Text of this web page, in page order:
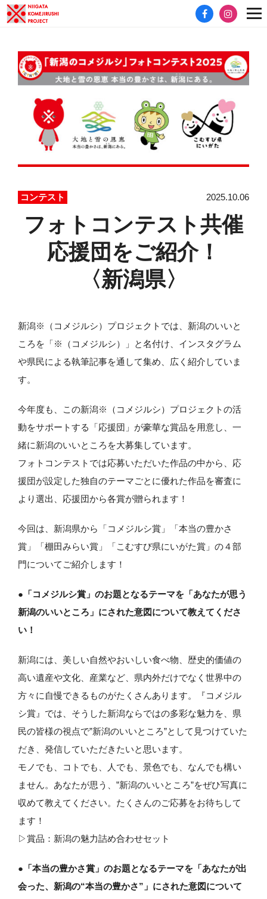
コンテスト 2025.10.06
フォトコンテスト共催
応援団をご紹介！
〈新潟県〉
新潟※（コメジルシ）プロジェクトでは、新潟のいいと
ころを「※（コメジルシ）」と名付け、インスタグラム
や県民による執筆記事を通して集め、広く紹介していま
す。
今年度も、この新潟※（コメジルシ）プロジェクトの活
動をサポートする「応援団」が豪華な賞品を用意し、一
緒に新潟のいいところを大募集しています。
フォトコンテストでは応募いただいた作品の中から、応
援団が設定した独自のテーマごとに優れた作品を審査に
より選出、応援団から各賞が贈られます！
今回は、新潟県から「コメジルシ賞」「本当の豊かさ
賞」「棚田みらい賞」「こむすび県にいがた賞」の４部
門についてご紹介します！
●「コメジルシ賞」のお題となるテーマを「あなたが思う
新潟のいいところ」にされた意図について教えてくださ
い！
新潟には、美しい自然やおいしい食べ物、歴史的価値の
高い遺産や文化、産業など、県内外だけでなく世界中の
方々に自慢できるものがたくさんあります。『コメジル
シ賞』では、そうした新潟ならではの多彩な魅力を、県
民の皆様の視点で”新潟のいいところ”として見つけていた
だき、発信していただきたいと思います。
モノでも、コトでも、人でも、景色でも、なんでも構い
ません。あなたが思う、”新潟のいいところ”をぜひ写真に
収めて教えてください。たくさんのご応募をお待ちして
ます！
▷賞品：新潟の魅力詰め合わせセット
●「本当の豊かさ賞」のお題となるテーマを「あなたが出
会った、新潟の“本当の豊かさ”」にされた意図について